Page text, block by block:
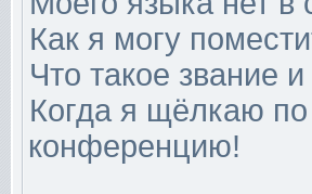
Как я могу
Что такое звание
Когда я щёлкаю
конференцию!